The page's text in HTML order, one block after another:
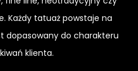
Każdy tatuaż powstaje na
dopasowany do charakteru
klienta.